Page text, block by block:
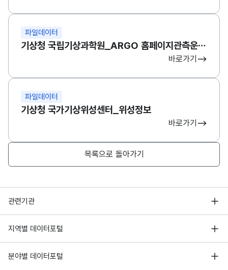
파일데이터
기상청 국립기상과학원_ARGO 홈페이지관측운영현황
바로가기
파일데이터
기상청 국가기상위성센터_위성정보
바로가기
목록으로 돌아가기
관련기관
행정안전부
한국지능정보사회진흥원
국가정보자원관리원
지역별 데이터포털
서울 열린데이터광장
경기데이터드림
분야별 데이터포털
기상자료개방포털